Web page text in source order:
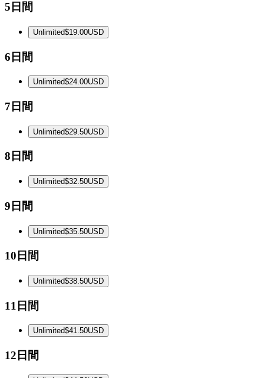
5日間
Unlimited$19.00USD
6日間
Unlimited$24.00USD
7日間
Unlimited$29.50USD
8日間
Unlimited$32.50USD
9日間
Unlimited$35.50USD
10日間
Unlimited$38.50USD
11日間
Unlimited$41.50USD
12日間